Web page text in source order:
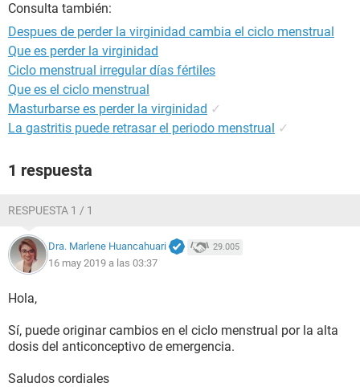
Consulta también:
Despues de perder la virginidad cambia el ciclo menstrual
Que es perder la virginidad
Ciclo menstrual irregular días fértiles
Que es el ciclo menstrual
Masturbarse es perder la virginidad ✓
La gastritis puede retrasar el periodo menstrual ✓
1 respuesta
RESPUESTA 1 / 1
Dra. Marlene Huancahuari 29.005
16 may 2019 a las 03:37
Hola,
Sí, puede originar cambios en el ciclo menstrual por la alta
dosis del anticonceptivo de emergencia.
Saludos cordiales